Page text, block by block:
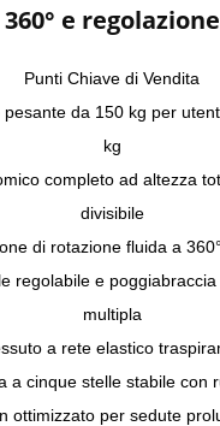
e
Punti Chiave di Vendita
da 150 kg per
kg
completo ad altezza
divisibile
di rotazione fluida a
regolabile e
multipla
a rete elastico
a cinque stelle stabile con
ottimizzato per sedute